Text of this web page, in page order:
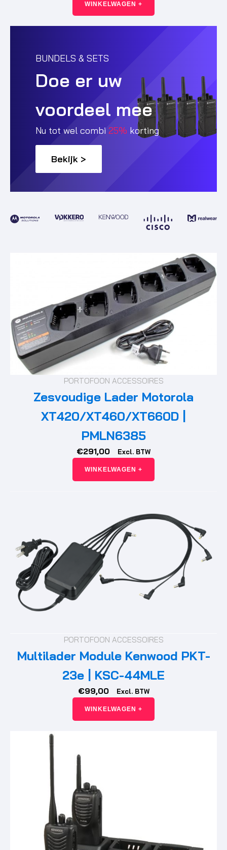
WINKELWAGEN +
BUNDELS & SETS
Doe er uw
voordeel mee
Nu tot wel combi 25% korting
Bekijk >
PORTOFOON ACCESSOIRES
Zesvoudige Lader Motorola
XT420/XT460/XT660D |
PMLN6385
€291,00 Excl. BTW
WINKELWAGEN +
PORTOFOON ACCESSOIRES
Multilader Module Kenwood PKT-
23e | KSC-44MLE
€99,00 Excl. BTW
WINKELWAGEN +